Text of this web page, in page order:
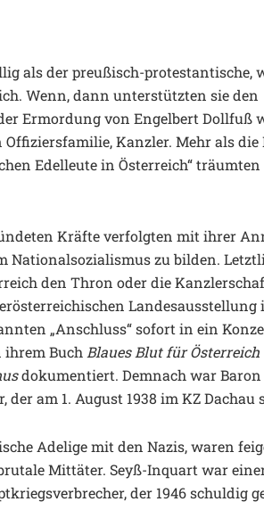
als der preußisch-protestantische,
Wenn, dann unterstützten sie den
Ermordung von Engelbert Dollfuß
Kanzler. Mehr als
Edelleute in Österreich“
Kräfte verfolgten mit ihrer
Nationalsozialismus zu bilden.
den Thron oder die
Landesausstellung
„Anschluss“ sofort in ein
Buch Blaues Blut für
dokumentiert. Demnach war
am 1. August 1938 im KZ Dachau
Adelige mit den Nazis, waren
Mittäter. Seyß-Inquart war
der 1946 schuldig